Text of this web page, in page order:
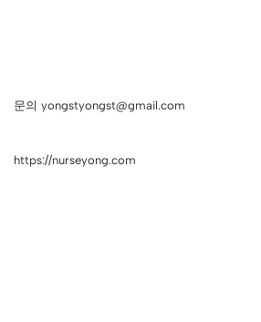
문의 yongstyongst@gmail.com
https://nurseyong.com